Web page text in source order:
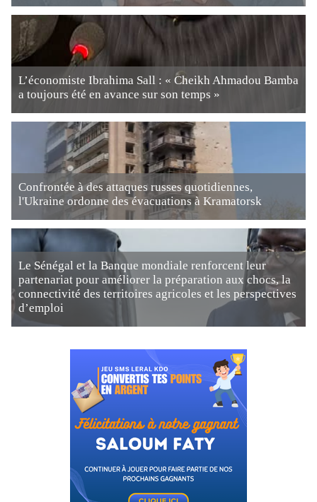
L’économiste Ibrahima Sall : « Cheikh Ahmadou Bamba
a toujours été en avance sur son temps »
Confrontée à des attaques russes quotidiennes,
l'Ukraine ordonne des évacuations à Kramatorsk
Le Sénégal et la Banque mondiale renforcent leur
partenariat pour améliorer la préparation aux chocs, la
connectivité des territoires agricoles et les perspectives
d’emploi